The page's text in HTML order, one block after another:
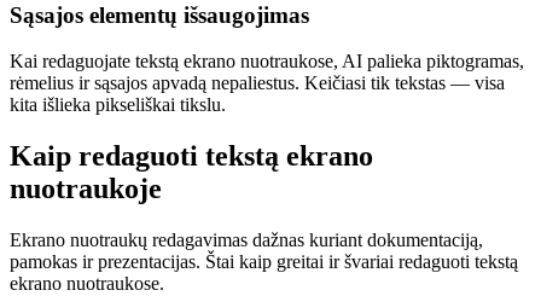
Sąsajos elementų išsaugojimas
Kai redaguojate tekstą ekrano nuotraukose, AI palieka piktogramas,
rėmelius ir sąsajos apvadą nepaliestus. Keičiasi tik tekstas — visa
kita išlieka pikseliškai tikslu.
Kaip redaguoti tekstą ekrano
nuotraukoje
Ekrano nuotraukų redagavimas dažnas kuriant dokumentaciją,
pamokas ir prezentacijas. Štai kaip greitai ir švariai redaguoti tekstą
ekrano nuotraukose.